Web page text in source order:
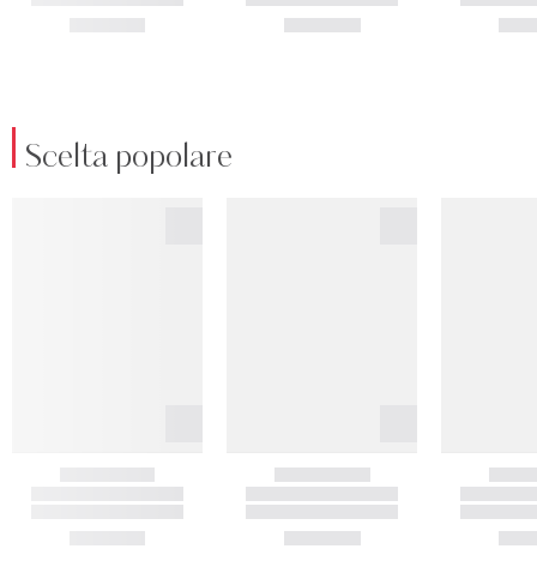
Scelta popolare